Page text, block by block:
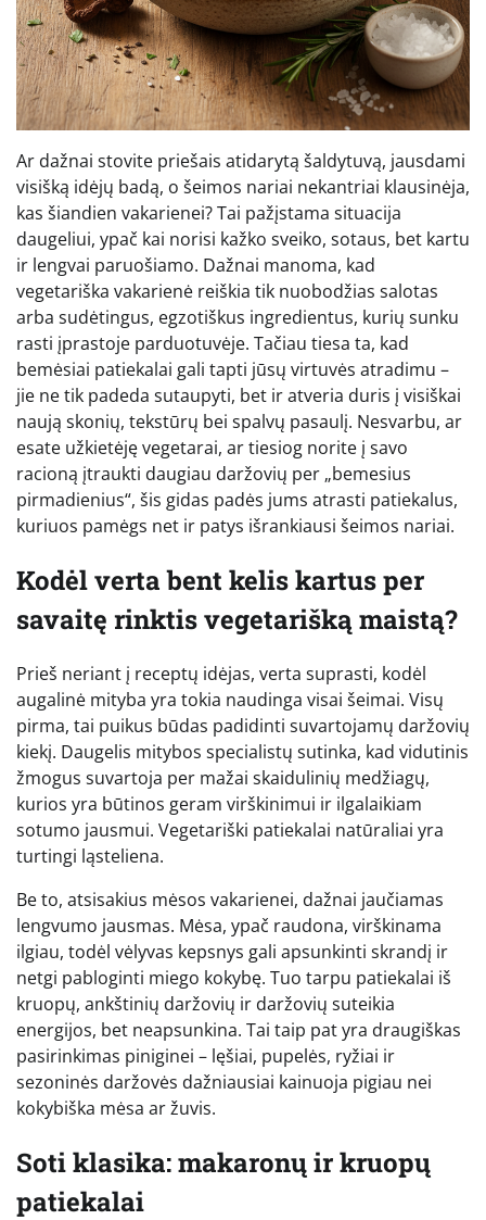
Ar dažnai stovite priešais atidarytą šaldytuvą, jausdami
visišką idėjų badą, o šeimos nariai nekantriai klausinėja,
kas šiandien vakarienei? Tai pažįstama situacija
daugeliui, ypač kai norisi kažko sveiko, sotaus, bet kartu
ir lengvai paruošiamo. Dažnai manoma, kad
vegetariška vakarienė reiškia tik nuobodžias salotas
arba sudėtingus, egzotiškus ingredientus, kurių sunku
rasti įprastoje parduotuvėje. Tačiau tiesa ta, kad
bemėsiai patiekalai gali tapti jūsų virtuvės atradimu –
jie ne tik padeda sutaupyti, bet ir atveria duris į visiškai
naują skonių, tekstūrų bei spalvų pasaulį. Nesvarbu, ar
esate užkietėję vegetarai, ar tiesiog norite į savo
racioną įtraukti daugiau daržovių per „bemesius
pirmadienius“, šis gidas padės jums atrasti patiekalus,
kuriuos pamėgs net ir patys išrankiausi šeimos nariai.
Kodėl verta bent kelis kartus per
savaitę rinktis vegetarišką maistą?
Prieš neriant į receptų idėjas, verta suprasti, kodėl
augalinė mityba yra tokia naudinga visai šeimai. Visų
pirma, tai puikus būdas padidinti suvartojamų daržovių
kiekį. Daugelis mitybos specialistų sutinka, kad vidutinis
žmogus suvartoja per mažai skaidulinių medžiagų,
kurios yra būtinos geram virškinimui ir ilgalaikiam
sotumo jausmui. Vegetariški patiekalai natūraliai yra
turtingi ląsteliena.
Be to, atsisakius mėsos vakarienei, dažnai jaučiamas
lengvumo jausmas. Mėsa, ypač raudona, virškinama
ilgiau, todėl vėlyvas kepsnys gali apsunkinti skrandį ir
netgi pabloginti miego kokybę. Tuo tarpu patiekalai iš
kruopų, ankštinių daržovių ir daržovių suteikia
energijos, bet neapsunkina. Tai taip pat yra draugiškas
pasirinkimas piniginei – lęšiai, pupelės, ryžiai ir
sezoninės daržovės dažniausiai kainuoja pigiau nei
kokybiška mėsa ar žuvis.
Soti klasika: makaronų ir kruopų
patiekalai